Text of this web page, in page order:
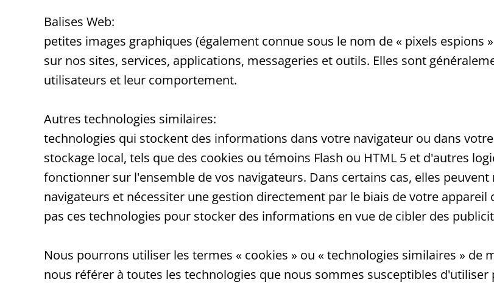
Balises Web:
petites images graphiques (également connue sous le nom de « pixels espions
sur nos sites, services, applications, messageries et outils. Elles sont
utilisateurs et leur comportement.
Autres technologies similaires:
technologies qui stockent des informations dans votre navigateur ou dans
stockage local, tels que des cookies ou témoins Flash ou HTML 5 et d'autres
fonctionner sur l'ensemble de vos navigateurs. Dans certains cas, elles
navigateurs et nécessiter une gestion directement par le biais de votre
pas ces technologies pour stocker des informations en vue de cibler des
Nous pourrons utiliser les termes « cookies » ou « technologies similaires »
nous référer à toutes les technologies que nous sommes susceptibles